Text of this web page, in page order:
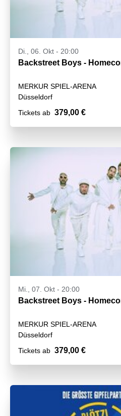
Di., 06. Okt - 20:00
Backstreet Boys -
MERKUR SPIEL-ARENA
Düsseldorf
Tickets ab 379,00 €
Mi., 07. Okt - 20:00
Backstreet Boys -
MERKUR SPIEL-ARENA
Düsseldorf
Tickets ab 379,00 €